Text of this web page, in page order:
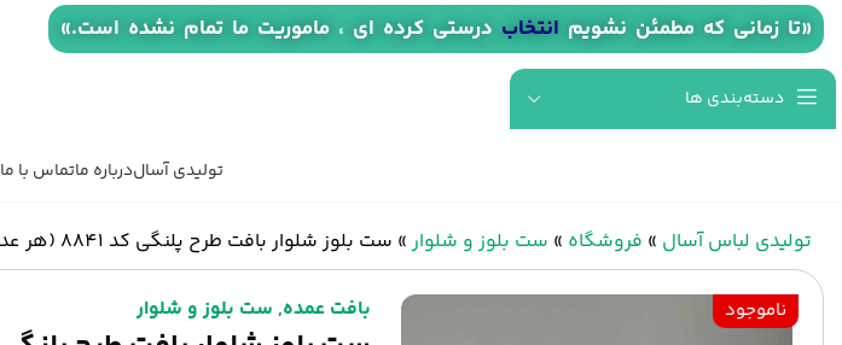
دسته‌بندی ها
تولیدی آسالدرباره ماتماس با ما
تولیدی لباس آسال » فروشگاه » ست بلوز و شلوار» ست بلوز شلوار بافت طرح پلنگی کد 8841 (هر عدد 288/000 تومان)
ناموجود بافت عمده, ست بلوز و شلوار
«تا زمانی که مطمئن نشویم انتخاب درستی کرده ای ، ماموریت ما تمام نشده است.»